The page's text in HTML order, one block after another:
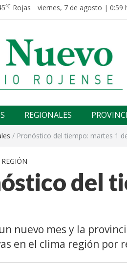
℃ Rojas viernes, 7 de agosto | 0:59
rojense
REGIONALES
/ Pronóstico del tiempo: martes 1
del
nuevo mes y la
en el clima región por